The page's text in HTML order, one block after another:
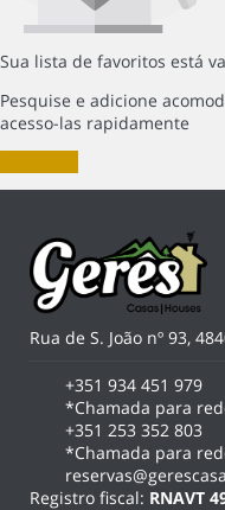
Sua lista de favoritos está
Pesquise e adicione
acesso-las rapidamente
Rua de S. João nº 93,
+351 934 451 979
*Chamada para
+351 253 352 803
*Chamada para
Registro fiscal: RNAVT